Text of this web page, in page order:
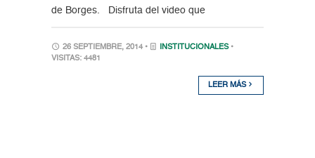
de Borges. Disfruta del video que
26 SEPTIEMBRE, 2014 • INSTITUCIONALES •
VISITAS: 4481
LEER MÁS